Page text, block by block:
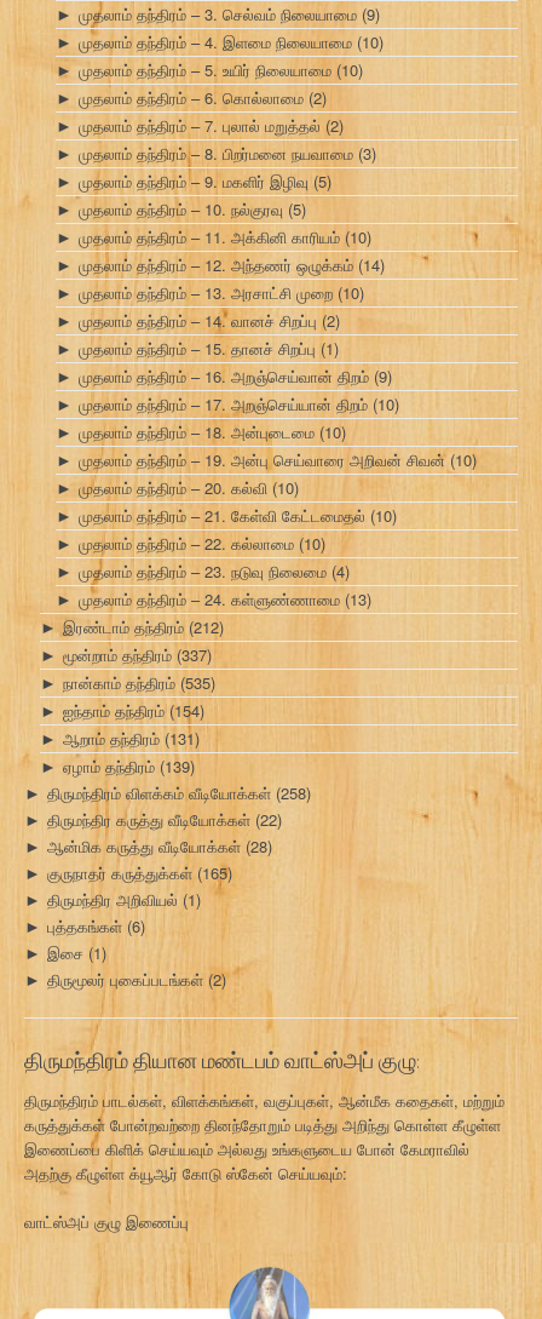
► முதலாம் தந்திரம் – 3. செல்வம் நிலையாமை (9)
► முதலாம் தந்திரம் – 4. இளமை நிலையாமை (10)
► முதலாம் தந்திரம் – 5. உயிர் நிலையாமை (10)
► முதலாம் தந்திரம் – 6. கொல்லாமை (2)
► முதலாம் தந்திரம் – 7. புலால் மறுத்தல் (2)
► முதலாம் தந்திரம் – 8. பிறர்மனை நயவாமை (3)
► முதலாம் தந்திரம் – 9. மகளிர் இழிவு (5)
► முதலாம் தந்திரம் – 10. நல்குரவு (5)
► முதலாம் தந்திரம் – 11. அக்கினி காரியம் (10)
► முதலாம் தந்திரம் – 12. அந்தணர் ஒழுக்கம் (14)
► முதலாம் தந்திரம் – 13. அரசாட்சி முறை (10)
► முதலாம் தந்திரம் – 14. வானச் சிறப்பு (2)
► முதலாம் தந்திரம் – 15. தானச் சிறப்பு (1)
► முதலாம் தந்திரம் – 16. அறஞ்செய்வான் திறம் (9)
► முதலாம் தந்திரம் – 17. அறஞ்செய்யான் திறம் (10)
► முதலாம் தந்திரம் – 18. அன்புடைமை (10)
► முதலாம் தந்திரம் – 19. அன்பு செய்வாரை அறிவன் சிவன்(10)
► முதலாம் தந்திரம் – 20. கல்வி (10)
► முதலாம் தந்திரம் – 21. கேள்வி கேட்டமைதல் (10)
► முதலாம் தந்திரம் – 22. கல்லாமை (10)
► முதலாம் தந்திரம் – 23. நடுவு நிலைமை (4)
► முதலாம் தந்திரம் – 24. கள்ளுண்ணாமை (13)
► இரண்டாம் தந்திரம் (212)
► மூன்றாம் தந்திரம் (337)
► நான்காம் தந்திரம் (535)
► ஐந்தாம் தந்திரம் (154)
► ஆறாம் தந்திரம் (131)
► ஏழாம் தந்திரம் (139)
► திருமந்திரம் விளக்கம் வீடியோக்கள் (258)
► திருமந்திர கருத்து வீடியோக்கள் (22)
► ஆன்மிக கருத்து வீடியோக்கள் (28)
► குருநாதர் கருத்துக்கள் (165)
► திருமந்திர அறிவியல் (1)
► புத்தகங்கள் (6)
► இசை (1)
► திருமூலர் புகைப்படங்கள் (2)
திருமந்திரம் தியான மண்டபம் வாட்ஸ்அப் குழு:
திருமந்திரம் பாடல்கள், விளக்கங்கள், வகுப்புகள், ஆன்மீக கதைகள், மற்றும்
கருத்துக்கள் போன்றவற்றை தினந்தோறும் படித்து அறிந்து கொள்ள கீழுள்ள
இணைப்பை கிளிக் செய்யவும் அல்லது உங்களுடைய போன் கேமராவில்
அதற்கு கீழுள்ள க்யூஆர் கோடு ஸ்கேன் செய்யவும்:
வாட்ஸ்அப் குழு இணைப்பு